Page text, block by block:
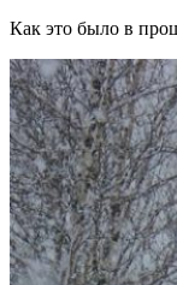
Как это было в